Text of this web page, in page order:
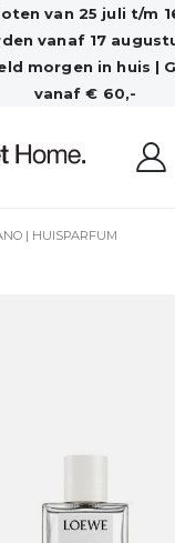
van 25 juli t/m
vanaf 17
morgen in huis |
vanaf € 60,-
| HUISPARFUM